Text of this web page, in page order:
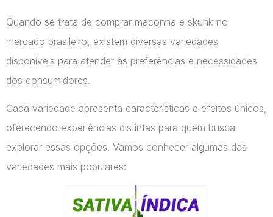
Quando se trata de comprar maconha e skunk no
mercado brasileiro, existem diversas variedades
disponíveis para atender às preferências e necessidades
dos consumidores.
Cada variedade apresenta características e efeitos únicos,
oferecendo experiências distintas para quem busca
explorar essas opções. Vamos conhecer algumas das
variedades mais populares: